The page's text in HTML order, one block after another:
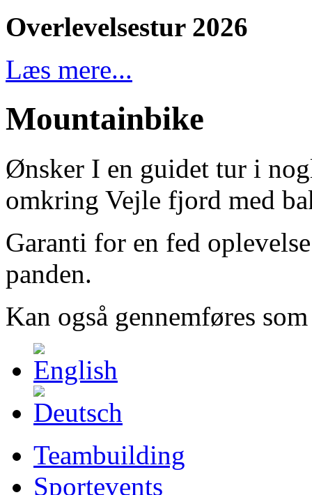
Overlevelsestur 2026
Læs mere...
Mountainbike
Ønsker I en guidet tur i
omkring Vejle fjord med
Garanti for en fed
panden.
Kan også gennemføres
Teambuilding
Sportevents